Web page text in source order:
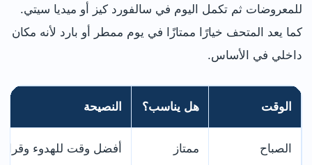
للمعروضات ثم تكمل اليوم في سالفورد كيز أو ميديا سيتي.
كما يعد المتحف خيارًا ممتازًا في يوم ممطر أو بارد لأنه مكان
داخلي في الأساس.
الوقت هل يناسب؟ النصيحة
الصباح ممتاز أفضل وقت للهدوء